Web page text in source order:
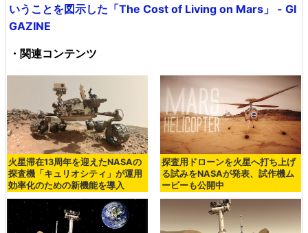
いうことを図示した「The Cost of Living on Mars」 - GI
GAZINE
・関連コンテンツ
火星滞在13周年を迎えたNASAの
探査機「キュリオシティ」が運用
効率化のための新機能を導入
探査用ドローンを火星へ打ち上げ
る試みをNASAが発表、試作機ム
ービーも公開中